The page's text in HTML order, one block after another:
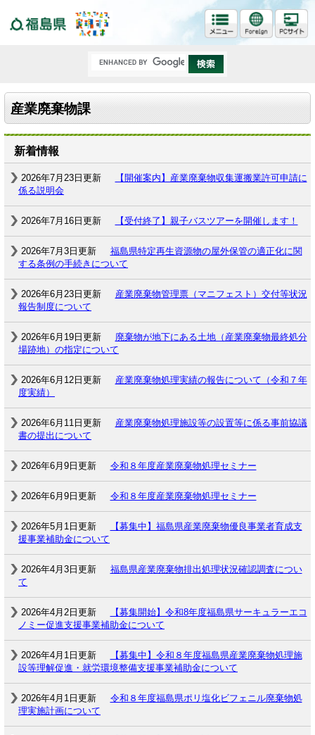
産業廃棄物課
新着情報
2026年7月23日更新
【開催案内】産業廃棄物収集運搬業許可申請に
係る説明会
2026年7月16日更新 【受付終了】親子バスツアーを開催します！
2026年7月3日更新
福島県特定再生資源物の屋外保管の適正化に関
する条例の手続きについて
2026年6月23日更新
産業廃棄物管理票（マニフェスト）交付等状況
報告制度について
2026年6月19日更新
廃棄物が地下にある土地（産業廃棄物最終処分
場跡地）の指定について
2026年6月12日更新
産業廃棄物処理実績の報告について（令和７年
度実績）
2026年6月11日更新
産業廃棄物処理施設等の設置等に係る事前協議
書の提出について
2026年6月9日更新 令和８年度産業廃棄物処理セミナー
2026年6月9日更新 令和８年度産業廃棄物処理セミナー
2026年5月1日更新
【募集中】福島県産業廃棄物優良事業者育成支
援事業補助金について
2026年4月3日更新
福島県産業廃棄物排出処理状況確認調査につい
て
2026年4月2日更新
【募集開始】令和8年度福島県サーキュラーエコ
ノミー促進支援事業補助金について
2026年4月1日更新
【募集中】令和８年度福島県産業廃棄物処理施
設等理解促進・就労環境整備支援事業補助金について
2026年4月1日更新
令和８年度福島県ポリ塩化ビフェニル廃棄物処
理実施計画について